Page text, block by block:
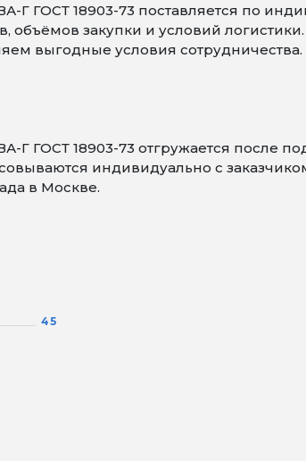
Г ГОСТ 18903-73 поставляется по
объёмов закупки и условий
выгодные условия
Г ГОСТ 18903-73 отгружается после
индивидуально с
в Москве.
45